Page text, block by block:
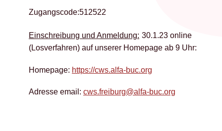
Zugangscode:512522
Einschreibung und Anmeldung: 30.1.23 online
(Losverfahren) auf unserer Homepage ab 9 Uhr:
Homepage: https://cws.alfa-buc.org
Adresse email: cws.freiburg@alfa-buc.org